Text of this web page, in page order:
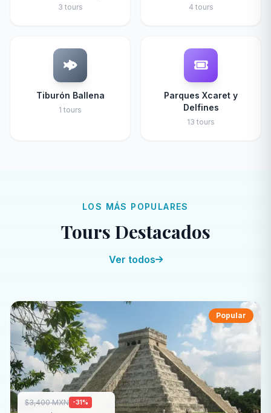
3 tours 4 tours
Tiburón Ballena
1 tours
Parques Xcaret y
Delfines
13 tours
LOS MÁS POPULARES
Tours Destacados
Ver todos
$3,400 MXN -31%
Popular